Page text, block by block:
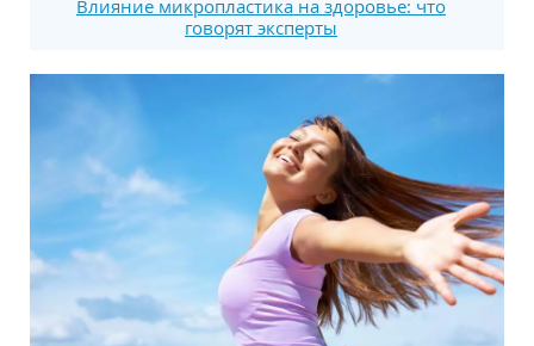
Влияние микропластика на здоровье: что
говорят эксперты